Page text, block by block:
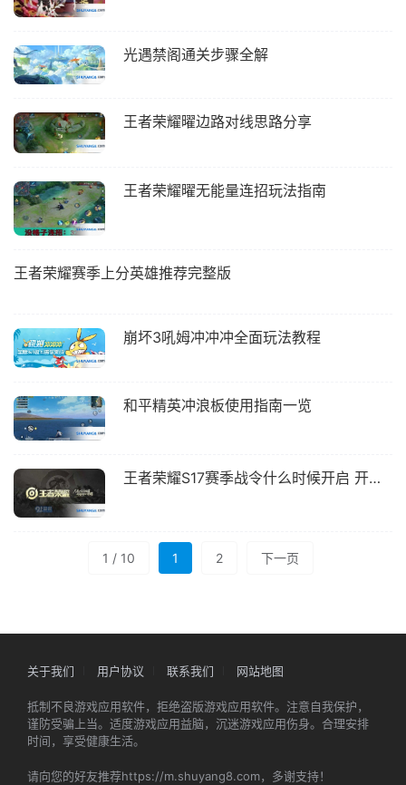
光遇禁阁通关步骤全解
王者荣耀曜边路对线思路分享
王者荣耀曜无能量连招玩法指南
王者荣耀赛季上分英雄推荐完整版
崩坏3吼姆冲冲冲全面玩法教程
和平精英冲浪板使用指南一览
王者荣耀S17赛季战令什么时候开启 开始时间详解
1 / 10 1 2 下一页
关于我们 用户协议 联系我们 网站地图
抵制不良游戏应用软件，拒绝盗版游戏应用软件。注意自我保护，
谨防受骗上当。适度游戏应用益脑，沉迷游戏应用伤身。合理安排
时间，享受健康生活。
请向您的好友推荐https://m.shuyang8.com，多谢支持！